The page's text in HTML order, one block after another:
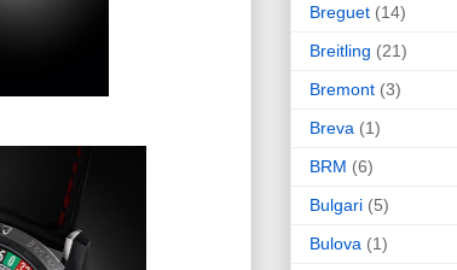
Breguet (14)
Breitling (21)
Bremont (3)
Breva (1)
BRM (6)
Bulgari (5)
Bulova (1)